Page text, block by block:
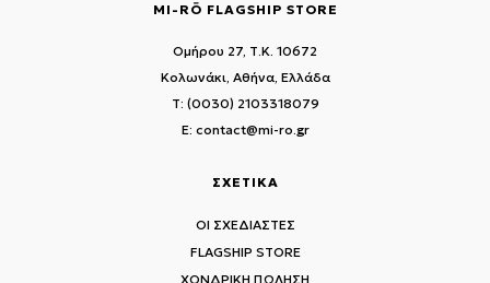
MI-RŌ FLAGSHIP STORE
Ομήρου 27, Τ.Κ. 10672
Κολωνάκι, Αθήνα, Ελλάδα
T: (0030) 2103318079
E: contact@mi-ro.gr
ΣΧΕΤΙΚΑ
ΟΙ ΣΧΕΔΙΑΣΤΕΣ
FLAGSHIP STORE
ΧΟΝΔΡΙΚΗ ΠΩΛΗΣΗ